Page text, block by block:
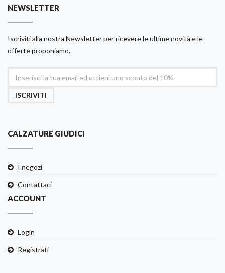
NEWSLETTER
Iscriviti alla nostra Newsletter per ricevere le ultime novità e le
offerte proponiamo.
ISCRIVITI
CALZATURE GIUDICI
I negozi
Contattaci
ACCOUNT
Login
Registrati